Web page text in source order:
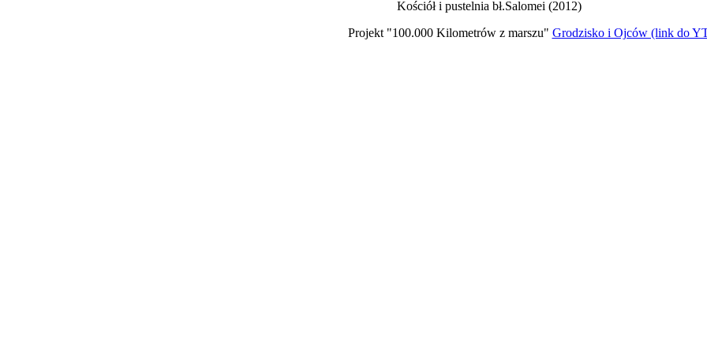
Kościół i pustelnia bł.Salomei (2012)
Projekt "100.000 Kilometrów z marszu" Grodzisko i Ojców (link do